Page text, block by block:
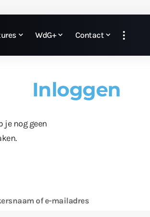
WdG+ Contact
Inloggen
je nog geen
of e-mailadres